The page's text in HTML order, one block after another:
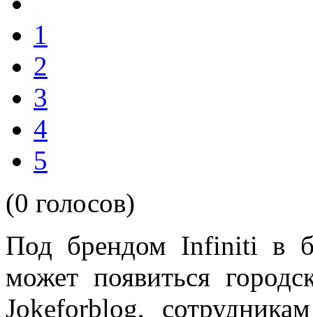
1
2
3
4
5
(0 голосов)
Под брендом Infiniti в
может появиться
Jokeforblog,